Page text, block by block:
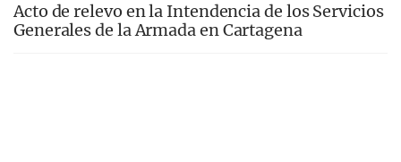
Acto de relevo en la Intendencia de los Servicios
Generales de la Armada en Cartagena